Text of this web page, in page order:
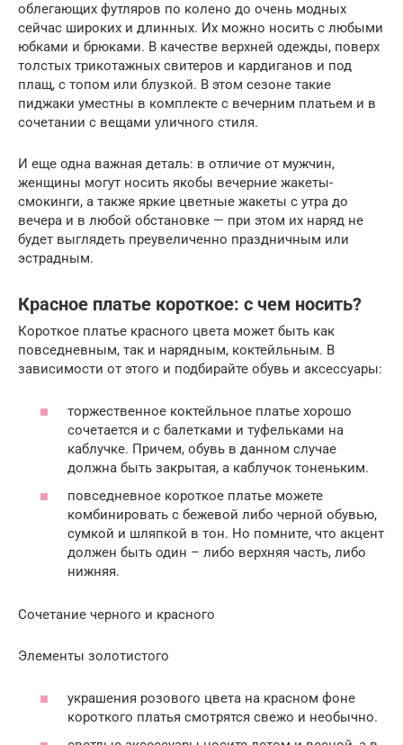
облегающих футляров по колено до очень модных
сейчас широких и длинных. Их можно носить с любыми
юбками и брюками. В качестве верхней одежды, поверх
толстых трикотажных свитеров и кардиганов и под
плащ, с топом или блузкой. В этом сезоне такие
пиджаки уместны в комплекте с вечерним платьем и в
сочетании с вещами уличного стиля.
И еще одна важная деталь: в отличие от мужчин,
женщины могут носить якобы вечерние жакеты-
смокинги, а также яркие цветные жакеты с утра до
вечера и в любой обстановке — при этом их наряд не
будет выглядеть преувеличенно праздничным или
эстрадным.
Красное платье короткое: с чем носить?
Короткое платье красного цвета может быть как
повседневным, так и нарядным, коктейльным. В
зависимости от этого и подбирайте обувь и аксессуары:
торжественное коктейльное платье хорошо
сочетается и с балетками и туфельками на
каблучке. Причем, обувь в данном случае
должна быть закрытая, а каблучок тоненьким.
повседневное короткое платье можете
комбинировать с бежевой либо черной обувью,
сумкой и шляпкой в тон. Но помните, что акцент
должен быть один – либо верхняя часть, либо
нижняя.
Сочетание черного и красного
Элементы золотистого
украшения розового цвета на красном фоне
короткого платья смотрятся свежо и необычно.